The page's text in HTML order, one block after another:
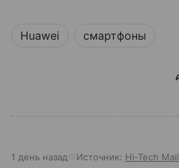
Huawei смартфоны
1 день назад Источник: Hi-Tech Mail